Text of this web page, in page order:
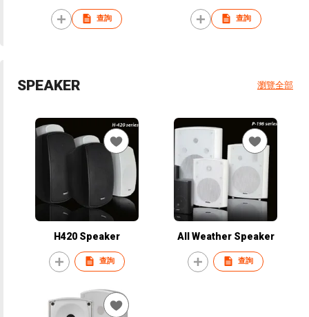
查詢 查詢
SPEAKER 瀏覽全部
H420 Speaker
查詢
All Weather Speaker
查詢